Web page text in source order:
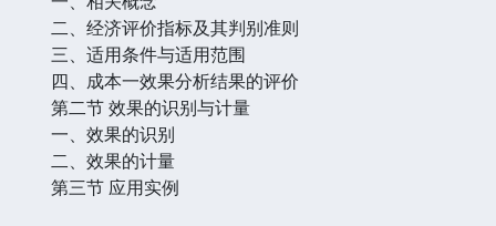
二、经济评价指标及其判别准则
三、适用条件与适用范围
四、成本一效果分析结果的评价
第二节 效果的识别与计量
一、效果的识别
二、效果的计量
第三节 应用实例